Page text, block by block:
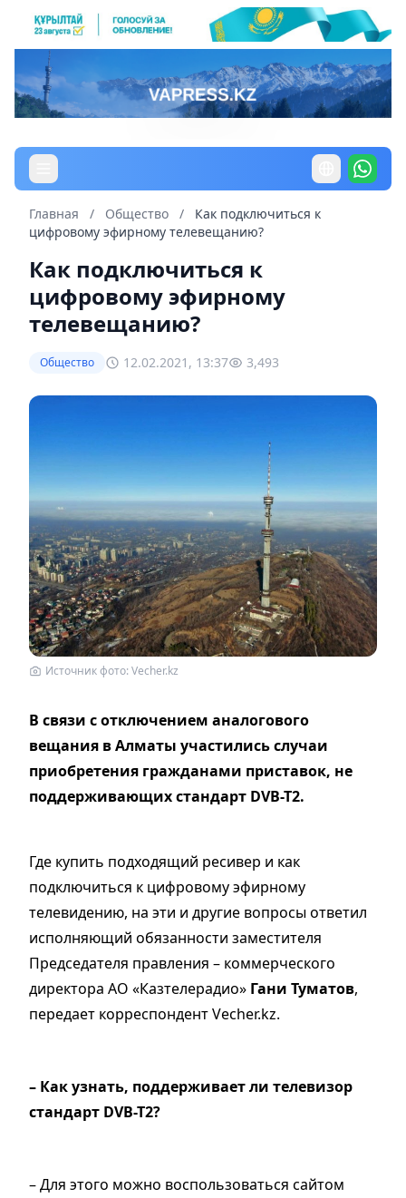
Главная / Общество /
Как подключиться к
цифровому эфирному телевещанию?
Как подключиться к
цифровому эфирному
телевещанию?
Общество 12.02.2021, 13:37 3,493
Источник фото: Vecher.kz
В связи с отключением аналогового
вещания в Алматы участились случаи
приобретения гражданами приставок, не
поддерживающих стандарт DVB-T2.
Где купить подходящий ресивер и как
подключиться к цифровому эфирному
телевидению, на эти и другие вопросы ответил
исполняющий обязанности заместителя
Председателя правления – коммерческого
директора АО «Казтелерадио» Гани Туматов,
передает корреспондент Vecher.kz.
– Как узнать, поддерживает ли телевизор
стандарт DVB-T2?
– Для этого можно воспользоваться сайтом